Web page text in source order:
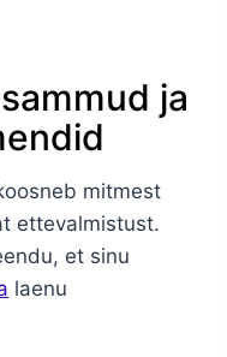
ja
mitmest
ettevalmistust.
et sinu
laenu